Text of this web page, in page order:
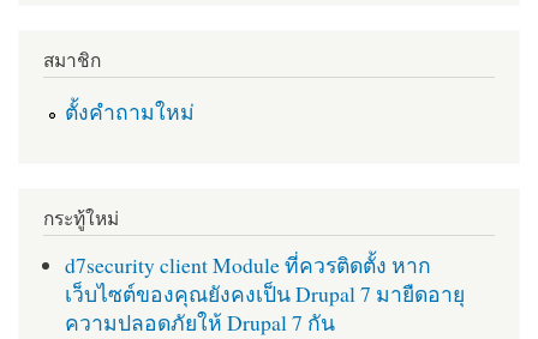
สมาชิก
ตั้งคำถามใหม่
กระทู้ใหม่
d7security client Module ที่ควรติดตั้ง หาก
เว็บไซต์ของคุณยังคงเป็น Drupal 7 มายืดอายุ
ความปลอดภัยให้ Drupal 7 กัน